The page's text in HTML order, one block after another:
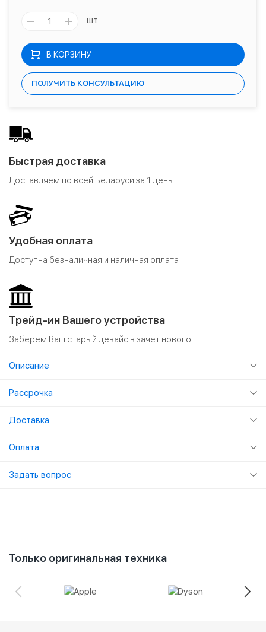
шт
В КОРЗИНУ
ПОЛУЧИТЬ КОНСУЛЬТАЦИЮ
Быстрая доставка
Доставляем по всей Беларуси за 1 день
Удобная оплата
Доступна безналичная и наличная оплата
Трейд-ин Вашего устройства
Заберем Ваш старый девайс в зачет нового
Описание
Рассрочка
Доставка
Оплата
Задать вопрос
Только оригинальная техника